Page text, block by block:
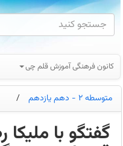
کانون فرهنگی آموزش قلم چی
متوسطه 2 - دهم یازدهم /
گفتگو با